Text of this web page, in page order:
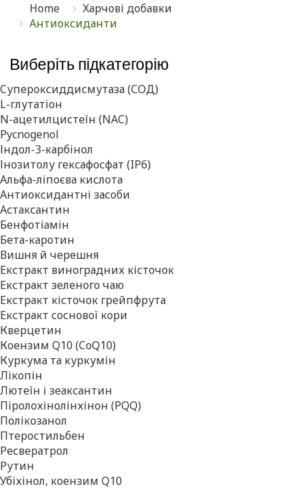
Home
Харчові добавки
Антиоксиданти
Виберіть підкатегорію
Cупероксиддисмутаза (СОД)
L-глутатіон
N-ацетилцистеїн (NAC)
Pycnogenol
Індол-3-карбінол
Інозитолу гексафосфат (IP6)
Альфа-ліпоєва кислота
Антиоксидантні засоби
Астаксантин
Бенфотіамін
Бета-каротин
Вишня й черешня
Екстракт виноградних кісточок
Екстракт зеленого чаю
Екстракт кісточок грейпфрута
Екстракт соснової кори
Кверцетин
Коензим Q10 (CoQ10)
Куркума та куркумін
Лікопін
Лютеїн і зеаксантин
Піролохінолінхінон (PQQ)
Полікозанол
Птеростильбен
Ресвератрол
Рутин
Убіхінол, коензим Q10